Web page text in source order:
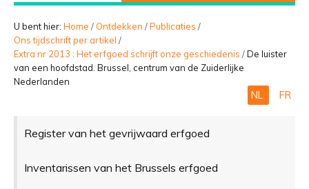
BELEVEN
Geavanceerd
zoeken...
U bent hier: Home / Ontdekken /Publicaties /
Ons tijdschrift per artikel /
Extra nr 2013 : Het erfgoed schrijft onze geschiedenis /De luister
van een hoofdstad. Brussel, centrum van de Zuiderlijke
Nederlanden
NL FR
Register van het gevrijwaard erfgoed
Inventarissen van het Brussels erfgoed